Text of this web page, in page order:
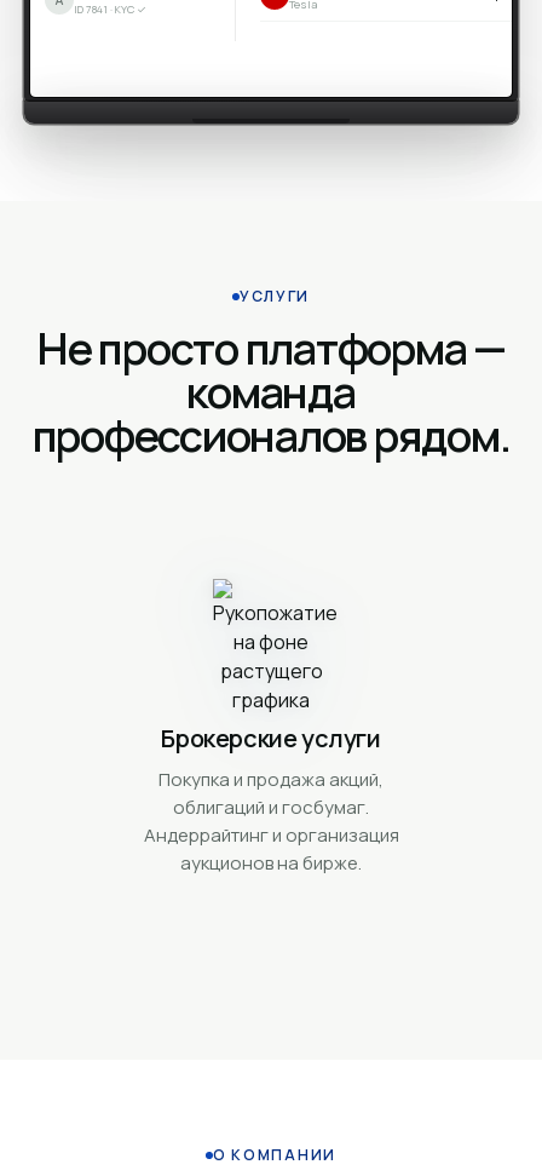
ID 7841 · KYC ✓ Tesla
УСЛУГИ
Не просто платформа —
команда
профессионалов рядом.
Брокерские услуги
Покупка и продажа акций,
облигаций и госбумаг.
Андеррайтинг и организация
аукционов на бирже.
О КОМПАНИИ